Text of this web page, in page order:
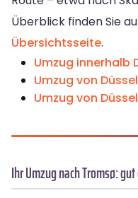
Überblick finden Sie
Übersichtsseite.
Umzug innerhalb
Umzug von
Umzug von
Ihr Umzug nach Tromsø: